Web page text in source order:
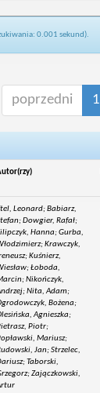
0.001 sekund).
poprzedni 1
Leonard; Babiarz,
Dowgier, Rafał;
Hanna; Gurba,
Krawczyk,
Kuśnierz,
Łoboda,
Nikończyk,
Nita, Adam;
Bożena;
Agnieszka;
Piotr;
Mariusz;
Jan; Strzelec,
Taborski,
Zajączkowski,